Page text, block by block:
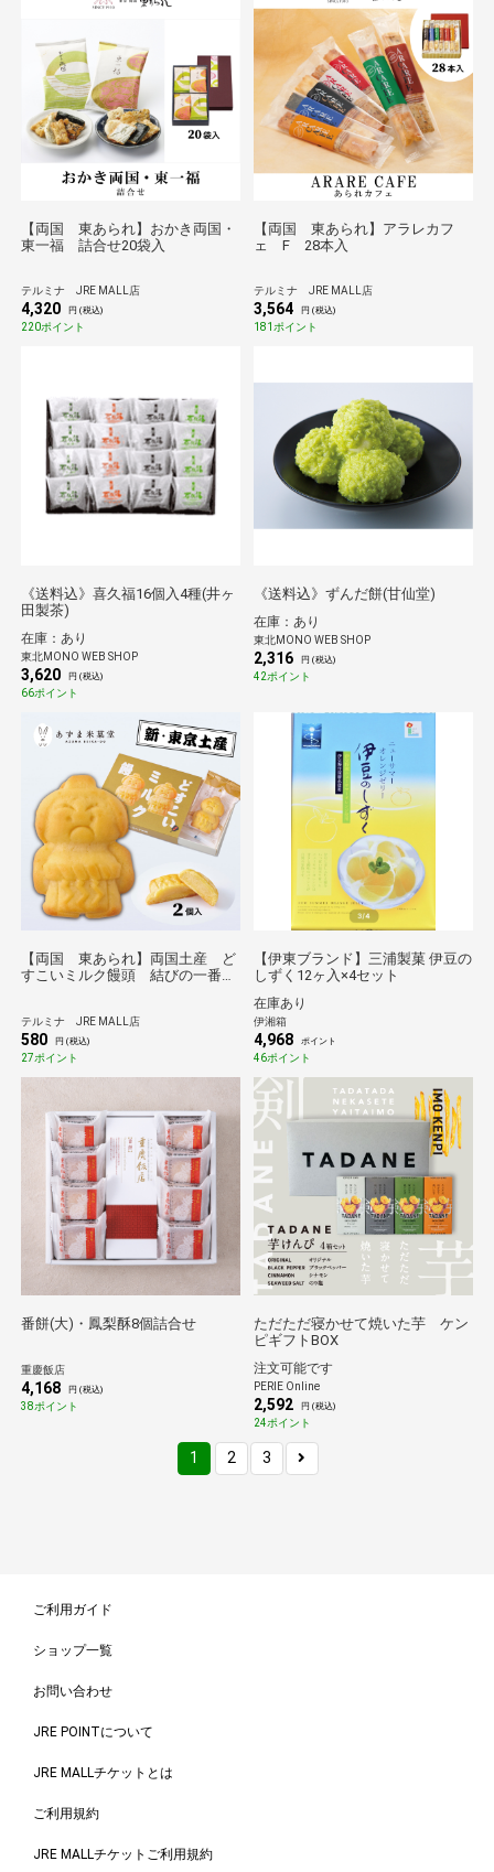
【両国 東あられ】おかき両国・
東一福 詰合せ20袋入
テルミナ JRE MALL店
4,320 円 (税込)
220ポイント
【両国 東あられ】アラレカフ
ェ F 28本入
テルミナ JRE MALL店
3,564 円 (税込)
181ポイント
《送料込》喜久福16個入4種(井ヶ
田製茶)
在庫：あり
東北MONO WEB SHOP
3,620 円 (税込)
66ポイント
《送料込》ずんだ餅(甘仙堂)
在庫：あり
東北MONO WEB SHOP
2,316 円 (税込)
42ポイント
【両国 東あられ】両国土産 ど
すこいミルク饅頭 結びの一番
テルミナ JRE MALL店
580 円 (税込)
27ポイント
【伊東ブランド】三浦製菓 伊豆の
しずく12ヶ入×4セット
在庫あり
伊湘箱
4,968 ポイント
46ポイント
番餅(大)・鳳梨酥8個詰合せ
重慶飯店
4,168 円 (税込)
38ポイント
ただただ寝かせて焼いた芋 ケン
ピギフトBOX
注文可能です
PERIE Online
2,592 円 (税込)
24ポイント
1 2 3
ご利用ガイド
ショップ一覧
お問い合わせ
JRE POINTについて
JRE MALLチケットとは
ご利用規約
JRE MALLチケットご利用規約